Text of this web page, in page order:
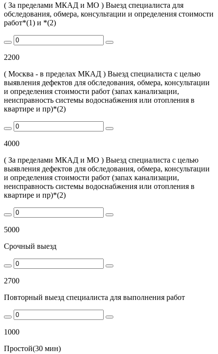
( За пределами МКАД и МО ) Выезд специалиста для
обследования, обмера, консультации и определения стоимости
работ*(1) и *(2)
2200
( Москва - в пределах МКАД ) Выезд специалиста с целью
выявления дефектов для обследования, обмера, консультации
и определения стоимости работ (запах канализации,
неисправность системы водоснабжения или отопления в
квартире и пр)*(2)
4000
( За пределами МКАД и МО ) Выезд специалиста с целью
выявления дефектов для обследования, обмера, консультации
и определения стоимости работ (запах канализации,
неисправность системы водоснабжения или отопления в
квартире и пр)*(2)
5000
Срочный выезд
2700
Повторный выезд специалиста для выполнения работ
1000
Простой(30 мин)